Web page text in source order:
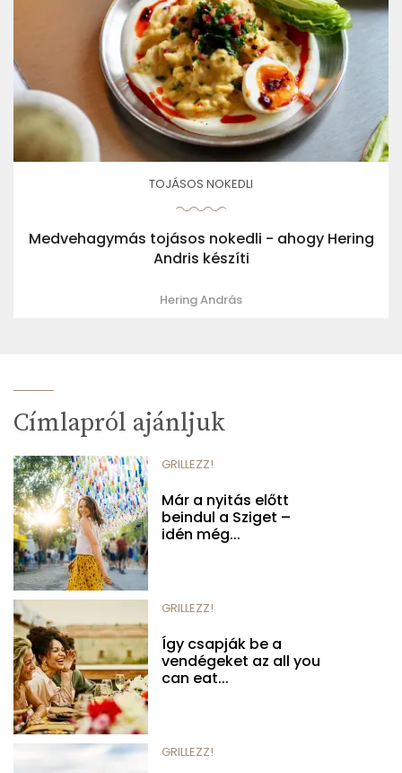
TOJÁSOS NOKEDLI
Medvehagymás tojásos nokedli - ahogy Hering
Andris készíti
Hering András
Címlapról ajánljuk
GRILLEZZ!
Már a nyitás előtt
beindul a Sziget –
idén még...
GRILLEZZ!
Így csapják be a
vendégeket az all you
can eat...
GRILLEZZ!